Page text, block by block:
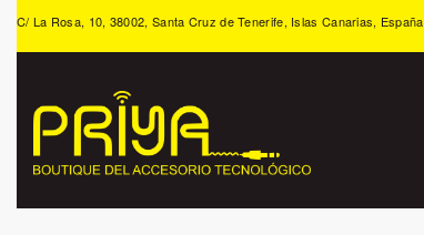
C/ La Rosa, 10, 38002, Santa Cruz de Tenerife, Islas Canarias, España